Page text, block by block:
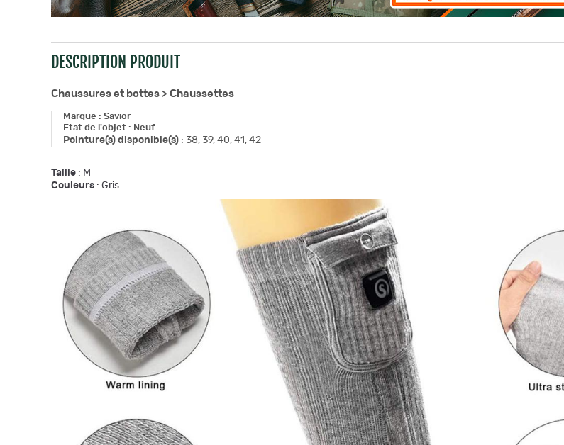
DESCRIPTION PRODUIT
Chaussures et bottes > Chaussettes
Marque : Savior
Etat de l'objet : Neuf
Pointure(s) disponible(s) : 38, 39, 40, 41, 42
Taille : M
Couleurs : Gris